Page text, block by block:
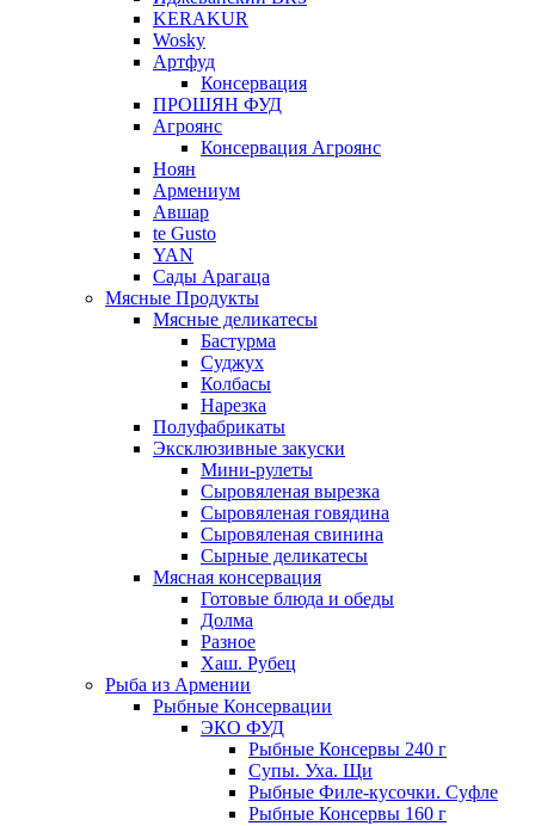
KERAKUR
Wosky
Артфуд
Консервация
ПРОШЯН ФУД
Агроянс
Консервация Агроянс
Ноян
Армениум
Авшар
te Gusto
YAN
Сады Арагаца
Мясные Продукты
Мясные деликатесы
Бастурма
Суджух
Колбасы
Нарезка
Полуфабрикаты
Эксклюзивные закуски
Мини-рулеты
Сыровяленая вырезка
Сыровяленая говядина
Сыровяленая свинина
Сырные деликатесы
Мясная консервация
Готовые блюда и обеды
Долма
Разное
Хаш. Рубец
Рыба из Армении
Рыбные Консервации
ЭКО ФУД
Рыбные Консервы 240 г
Супы. Уха. Щи
Рыбные Филе-кусочки. Суфле
Рыбные Консервы 160 г